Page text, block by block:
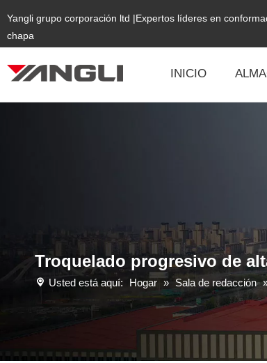
Yangli grupo corporación ltd |Expertos líderes en
chapa
INICIO
Troquelado progresivo de
Usted está aquí: Hogar » Sala de redacción